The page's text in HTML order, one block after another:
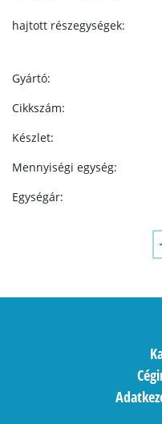
hajtott részegységek:
Gyártó:
Cikkszám:
Készlet:
Mennyiségi egység:
Egységár: